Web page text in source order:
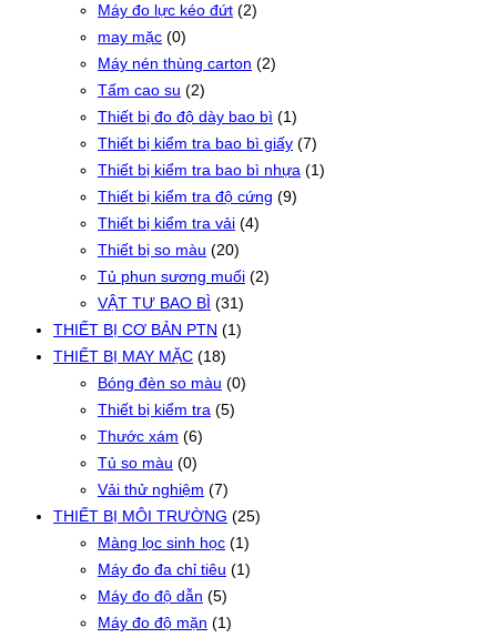
Máy đo lực kéo đứt (2)
may mặc (0)
Máy nén thùng carton (2)
Tấm cao su (2)
Thiết bị đo độ dày bao bì (1)
Thiết bị kiểm tra bao bì giấy (7)
Thiết bị kiểm tra bao bì nhựa (1)
Thiết bị kiểm tra độ cứng (9)
Thiết bị kiểm tra vải (4)
Thiết bị so màu (20)
Tủ phun sương muối (2)
VẬT TƯ BAO BÌ (31)
THIẾT BỊ CƠ BẢN PTN (1)
THIẾT BỊ MAY MẶC (18)
Bóng đèn so màu (0)
Thiết bị kiểm tra (5)
Thước xám (6)
Tủ so màu (0)
Vải thử nghiệm (7)
THIẾT BỊ MÔI TRƯỜNG (25)
Màng lọc sinh học (1)
Máy đo đa chỉ tiêu (1)
Máy đo độ dẫn (5)
Máy đo độ mặn (1)